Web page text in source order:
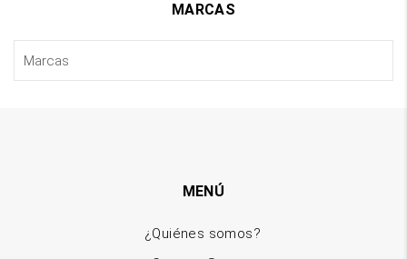
MARCAS
MENÚ
¿Quiénes somos?